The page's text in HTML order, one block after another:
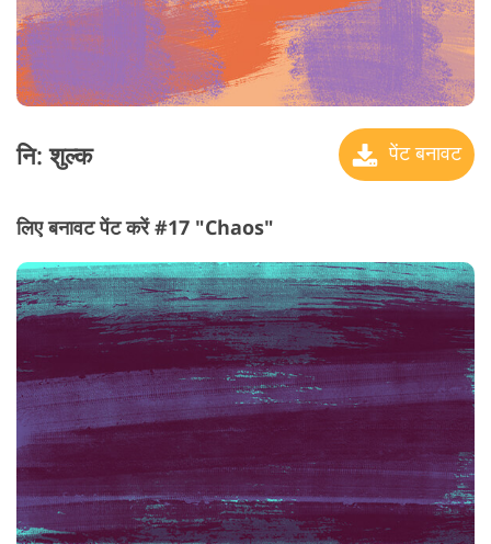
नि: शुल्क पेंट बनावट
लिए बनावट पेंट करें #17 "Chaos"